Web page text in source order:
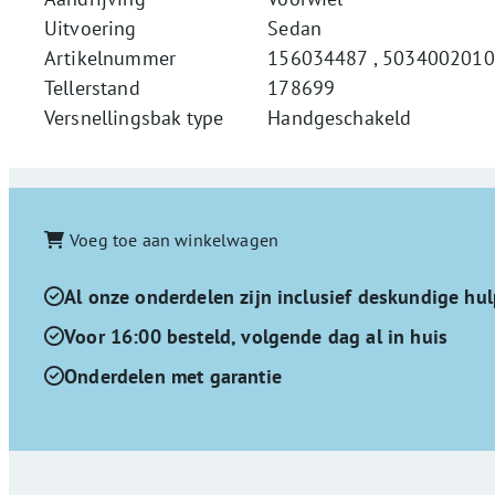
Uitvoering
Sedan
Artikelnummer
156034487 ,
Tellerstand
178699
Versnellingsbak type
Handgeschakeld
Voeg toe aan winkelwagen
Al onze onderdelen zijn inclusief deskundige
Voor 16:00 besteld, volgende dag al in huis
Onderdelen met garantie